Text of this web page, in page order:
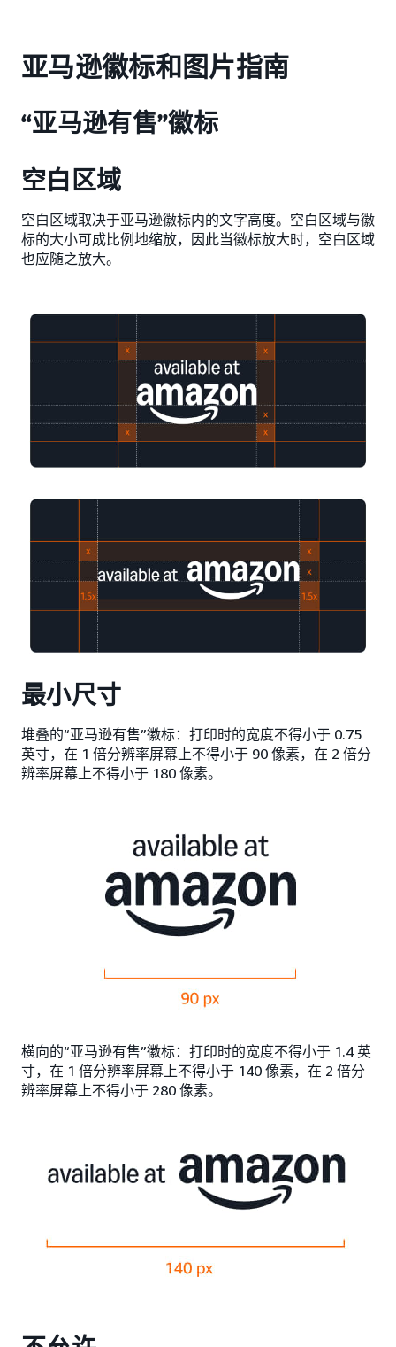
亚马逊徽标和图片指南
“亚马逊有售”徽标
空白区域
空白区域取决于亚马逊徽标内的文字高度。空白区域与徽
标的大小可成比例地缩放，因此当徽标放大时，空白区域
也应随之放大。
最小尺寸
堆叠的“亚马逊有售”徽标：打印时的宽度不得小于 0.75
英寸，在 1 倍分辨率屏幕上不得小于 90 像素，在 2 倍分
辨率屏幕上不得小于 180 像素。
横向的“亚马逊有售”徽标：打印时的宽度不得小于 1.4 英
寸，在 1 倍分辨率屏幕上不得小于 140 像素，在 2 倍分
辨率屏幕上不得小于 280 像素。